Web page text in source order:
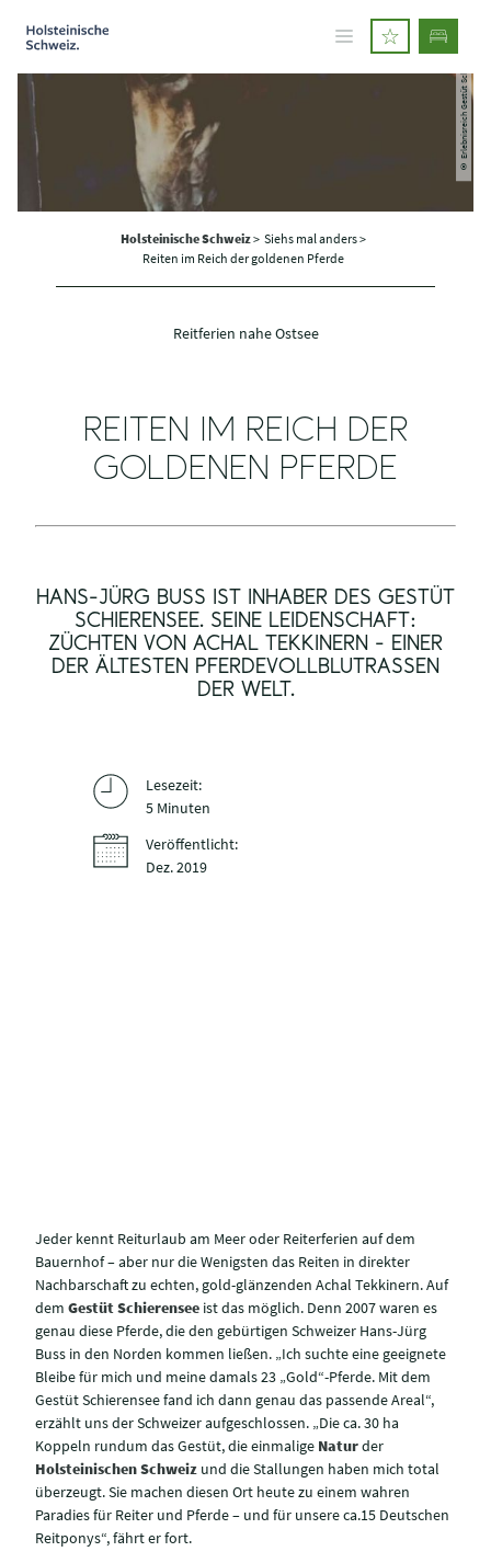
© Erlebnisreich Gestüt Schierensee
Holsteinische Schweiz> Siehs mal anders >
Reiten im Reich der goldenen Pferde
Reitferien nahe Ostsee
REITEN IM REICH DER
GOLDENEN PFERDE
HANS-JÜRG BUSS IST INHABER DES GESTÜT
SCHIERENSEE. SEINE LEIDENSCHAFT:
ZÜCHTEN VON ACHAL TEKKINERN - EINER
DER ÄLTESTEN PFERDEVOLLBLUTRASSEN
DER WELT.
Lesezeit:
5 Minuten
Veröffentlicht:
Dez. 2019
Jeder kennt Reiturlaub am Meer oder Reiterferien auf dem
Bauernhof – aber nur die Wenigsten das Reiten in direkter
Nachbarschaft zu echten, gold-glänzenden Achal Tekkinern. Auf
dem Gestüt Schierensee ist das möglich. Denn 2007 waren es
genau diese Pferde, die den gebürtigen Schweizer Hans-Jürg
Buss in den Norden kommen ließen. „Ich suchte eine geeignete
Bleibe für mich und meine damals 23 „Gold“-Pferde. Mit dem
Gestüt Schierensee fand ich dann genau das passende Areal“,
erzählt uns der Schweizer aufgeschlossen. „Die ca. 30 ha
Koppeln rundum das Gestüt, die einmalige Naturder
Holsteinischen Schweiz und die Stallungen haben mich total
überzeugt. Sie machen diesen Ort heute zu einem wahren
Paradies für Reiter und Pferde – und für unsere ca.15 Deutschen
Reitponys“, fährt er fort.